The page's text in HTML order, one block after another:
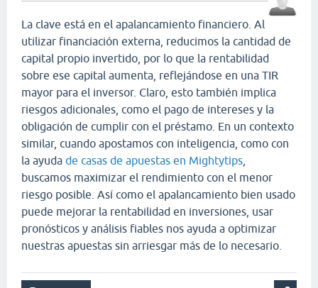
La clave está en el apalancamiento financiero. Al
utilizar financiación externa, reducimos la cantidad de
capital propio invertido, por lo que la rentabilidad
sobre ese capital aumenta, reflejándose en una TIR
mayor para el inversor. Claro, esto también implica
riesgos adicionales, como el pago de intereses y la
obligación de cumplir con el préstamo. En un contexto
similar, cuando apostamos con inteligencia, como con
la ayuda de casas de apuestas en Mightytips
buscamos maximizar el rendimiento con el menor
riesgo posible. Así como el apalancamiento bien usado
puede mejorar la rentabilidad en inversiones, usar
pronósticos y análisis fiables nos ayuda a optimizar
nuestras apuestas sin arriesgar más de lo necesario.